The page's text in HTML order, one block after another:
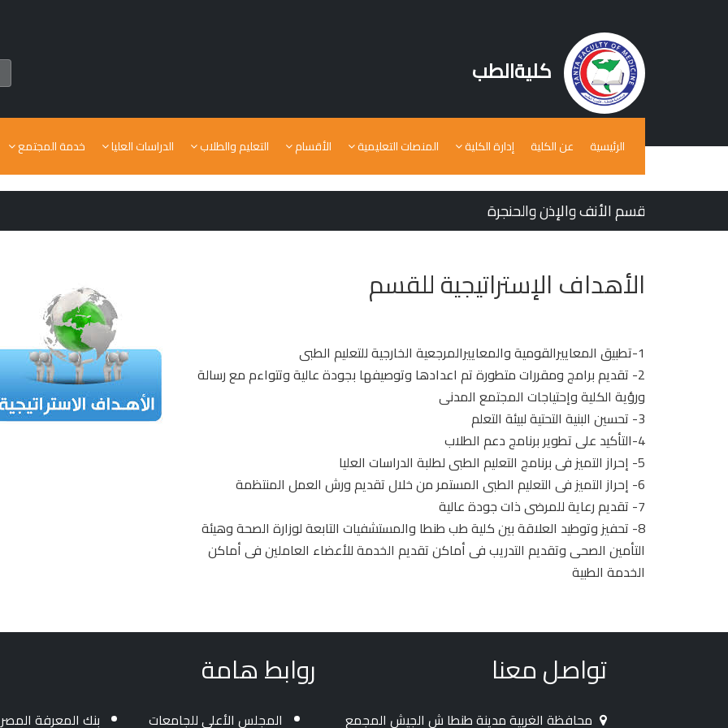
كليةالطب
الرئيسية عن الكلية إدارة الكلية المنصات التعليمية الأقسام التعليم والطلاب الدراسات العليا خدمة المجتمع
قسم الأنف والإذن والحنجرة
الأهداف الإستراتيجية للقسم
1-تطبيق المعاييرالقومية والمعاييرالمرجعية الخارجية للتعليم الطبى
2- تقديم برامج ومقررات متطورة تم اعدادها وتوصيفها بجودة عالية وتتواءم مع رسالة
ورؤية الكلية وإحتياجات المجتمع المدنى
3- تحسين البنية التحتية لبيئة التعلم
4-التأكيد على تطوير برنامج دعم الطلاب
5- إحراز التميز فى برنامج التعليم الطبى لطلبة الدراسات العليا
6- إحراز التميز فى التعليم الطبى المستمر من خلال تقديم ورش العمل المنتظمة
7- تقديم رعاية للمرضى ذات جودة عالية
8- تحفيز وتوطيد العلاقة بين كلية طب طنطا والمستشفيات التابعة لوزارة الصحة وهيئة
التأمين الصحى وتقديم التدريب فى أماكن تقديم الخدمة للأعضاء العاملين فى أماكن
الخدمة الطبية
تواصل معنا
محافظة الغربية مدينة طنطا ش الجيش المجمع
روابط هامة
المجلس الأعلي للجامعات بنك المعرفة